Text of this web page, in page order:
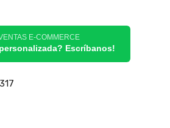
E-COMMERCE
Escríbanos!